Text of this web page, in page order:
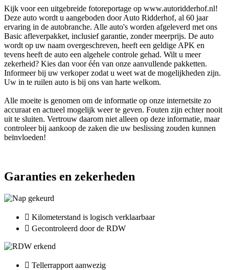
Kijk voor een uitgebreide fotoreportage op www.autoridderhof.nl!
Deze auto wordt u aangeboden door Auto Ridderhof, al 60 jaar
ervaring in de autobranche. Alle auto's worden afgeleverd met ons
Basic afleverpakket, inclusief garantie, zonder meerprijs. De auto
wordt op uw naam overgeschreven, heeft een geldige APK en
tevens heeft de auto een algehele controle gehad. Wilt u meer
zekerheid? Kies dan voor één van onze aanvullende pakketten.
Informeer bij uw verkoper zodat u weet wat de mogelijkheden zijn.
Uw in te ruilen auto is bij ons van harte welkom.
Alle moeite is genomen om de informatie op onze internetsite zo
accuraat en actueel mogelijk weer te geven. Fouten zijn echter nooit
uit te sluiten. Vertrouw daarom niet alleen op deze informatie, maar
controleer bij aankoop de zaken die uw beslissing zouden kunnen
beïnvloeden!
Garanties en zekerheden
Kilometerstand is logisch verklaarbaar
Gecontroleerd door de RDW
Tellerrapport aanwezig